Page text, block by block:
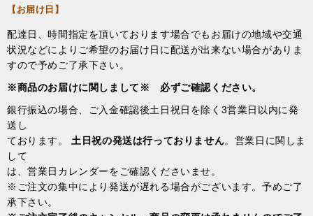
【お届け日】
配達日、時間指定を頂いております場合でもお届けの地域や交通
状況などによりご希望のお届け日に配送が出来ない場合がありま
すので予めご了承下さい。
※商品のお届けに関しまして※ 必ずご確認ください。
銀行振込の場合、ご入金確認後土日祝日を除く3営業日以内に発
送し
ております。 土日祝の発送は行っておりません。営業日に関しま
して
は、営業日カレンダーをご確認くださいませ。
※ご注文の集中により発送が遅れる場合がございます。予めご了
承下さい。